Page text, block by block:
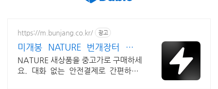
https://m.bunjang.co.kr/ 광고
미개봉 NATURE 번개장터 국내
최대 브랜드 중고거래
NATURE 새상품을 중고가로 구매하세
요. 대화 없는 안전결제로 간편하게!